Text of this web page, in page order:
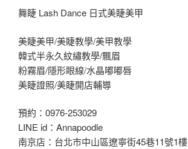
舞睫 Lash Dance 日式美睫美甲
美睫美甲/美睫教學/美甲教學
韓式半永久紋繡教學/飄眉
粉霧眉/隱形眼線/水晶嘟嘟唇
美睫證照/美睫開店輔導
預約：0976-253029
LINE id：Annapoodle
南京店：台北市中山區遼寧街45巷11號1樓